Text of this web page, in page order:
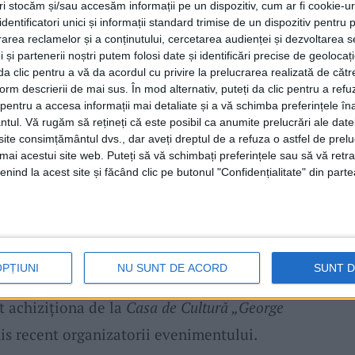
stocăm și/sau accesăm informații pe un dispozitiv, cum ar fi cookie-
unici și informații standard trimise de un dispozitiv pentru
reclamelor și a conținutului, cercetarea audienței și dezvoltarea
și partenerii noștri putem folosi date și identificări precise de
clic pentru a vă da acordul cu privire la prelucrarea realizată de
descrierii de mai sus. În mod alternativ, puteți da clic pentru a
a accesa informații mai detaliate și a vă schimba preferințele
Vă rugăm să rețineți că este posibil ca anumite prelucrări ale
consimțământul dvs., dar aveți dreptul de a refuza o astfel de
acestui site web. Puteți să vă schimbați preferințele sau să vă
la acest site și făcând clic pe butonul "Confidențialitate" din
NU SUNT DE ACORD SUNT
de muzică live, spectatorii vor fi purtați
de încredere pentru secrete
ai bucuriilor mici și mari, martori ai unor
ce nu voia altceva decât să fie cum sunt
„În ziua în care am îmbătrânit, am
în care am îmbătrânit, am obosit un pic.
de un copac. Am respirat și am uitat
de ce. A fost frumos.“, sunt doar câteva
achiziționa de la Casa de Cultură „George
recent organizatorii evenimentului.